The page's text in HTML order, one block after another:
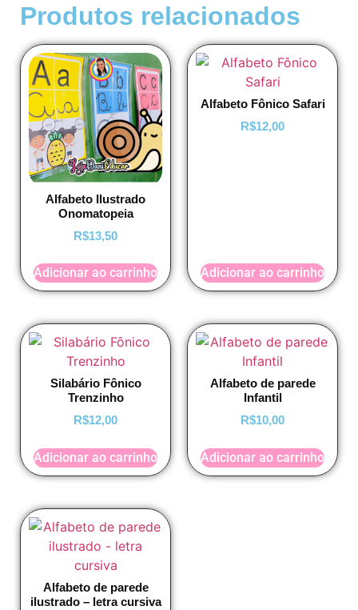
Produtos relacionados
Alfabeto Ilustrado
Onomatopeia
R$13,50
Adicionar ao carrinho
Alfabeto Fônico Safari
R$12,00
Adicionar ao carrinho
Silabário Fônico
Trenzinho
R$12,00
Adicionar ao carrinho
Alfabeto de parede
Infantil
R$10,00
Adicionar ao carrinho
Alfabeto de parede
ilustrado – letra cursiva